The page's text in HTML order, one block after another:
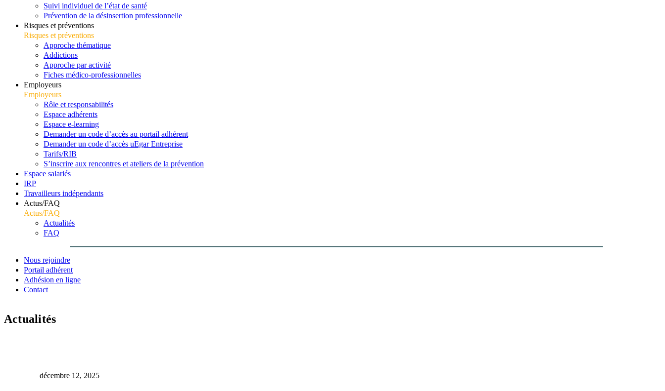
Suivi individuel de l’état de santé
Prévention de la désinsertion professionnelle
Risques et préventions
Risques et préventions
Approche thématique
Addictions
Approche par activité
Fiches médico-professionnelles
Employeurs
Employeurs
Rôle et responsabilités
Espace adhérents
Espace e-learning
Demander un code d’accès au portail adhérent
Demander un code d’accès uEgar Entreprise
Tarifs/RIB
S’inscrire aux rencontres et ateliers de la prévention
Espace salariés
IRP
Travailleurs indépendants
Actus/FAQ
Actus/FAQ
Actualités
FAQ
Nous rejoindre
Portail adhérent
Adhésion en ligne
Contact
Actualités
décembre 12, 2025